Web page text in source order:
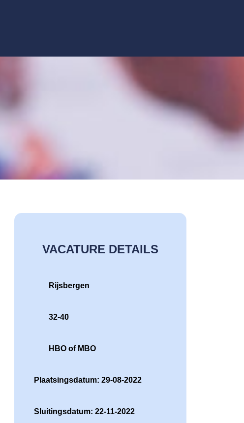
VACATURE DETAILS
Rijsbergen
32-40
HBO of MBO
Plaatsingsdatum: 29-08-2022
Sluitingsdatum: 22-11-2022